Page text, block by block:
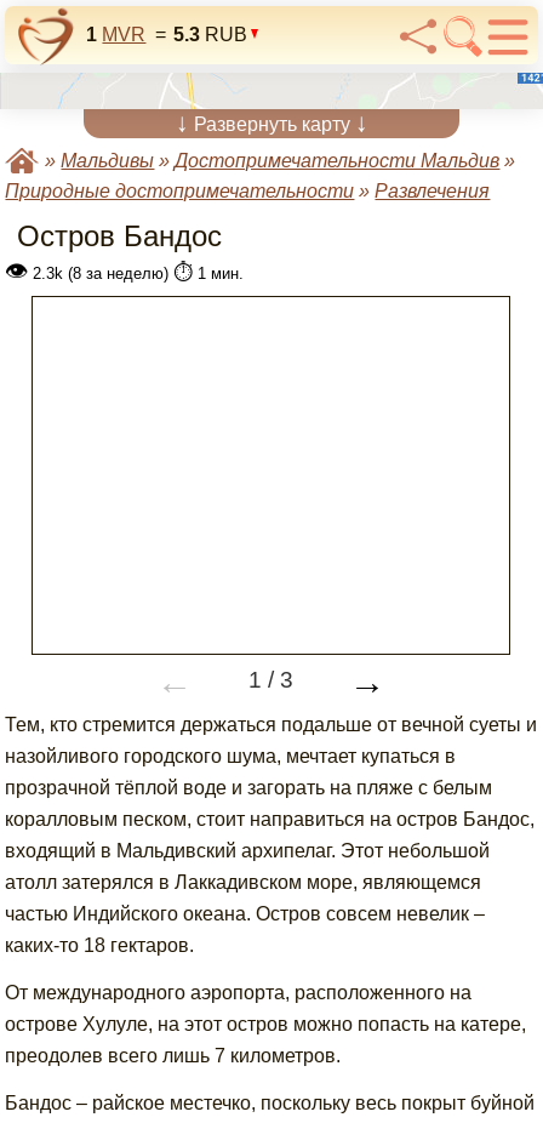
1 MVR = 5.3 RUB
↓ Развернуть карту ↓
»Мальдивы »Достопримечательности Мальдив »
Природные достопримечательности »Развлечения
Остров Бандос
👁 2.3k (8 за неделю) ⏱️ 1 мин.
← 1 /3 →
Тем, кто стремится держаться подальше от вечной суеты и
назойливого городского шума, мечтает купаться в
прозрачной тёплой воде и загорать на пляже с белым
коралловым песком, стоит направиться на остров Бандос,
входящий в Мальдивский архипелаг. Этот небольшой
атолл затерялся в Лаккадивском море, являющемся
частью Индийского океана. Остров совсем невелик –
каких-то 18 гектаров.
От международного аэропорта, расположенного на
острове Хулуле, на этот остров можно попасть на катере,
преодолев всего лишь 7 километров.
Бандос – райское местечко, поскольку весь покрыт буйной